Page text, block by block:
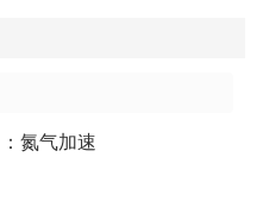
氮气加速